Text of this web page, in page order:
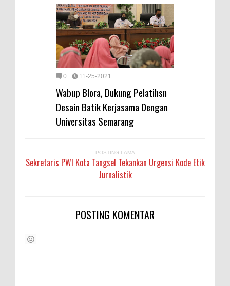
0 11-25-2021
Wabup Blora, Dukung Pelatihsn
Desain Batik Kerjasama Dengan
Universitas Semarang
POSTING LAMA
Sekretaris PWI Kota Tangsel Tekankan Urgensi Kode Etik
Jurnalistik
POSTING KOMENTAR